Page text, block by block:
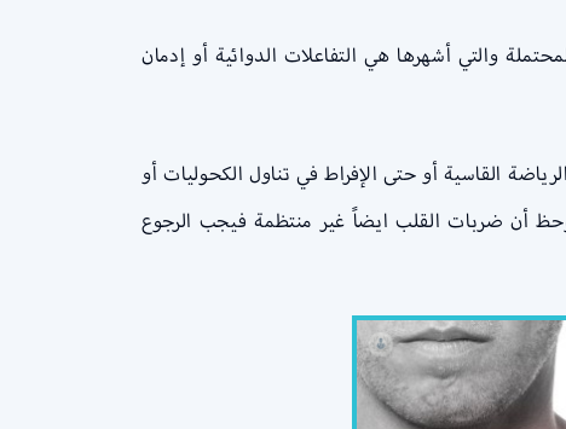
والتي أشهرها هي التفاعلات الدوائية أو إدمان
القاسية أو حتى الإفراط في تناول الكحوليات أو
أن ضربات القلب ايضاً غير منتظمة فيجب الرجوع